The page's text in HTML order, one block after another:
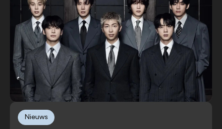
Nieuws